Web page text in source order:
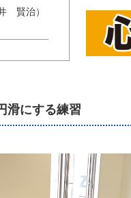
賢治）
滑にする練習